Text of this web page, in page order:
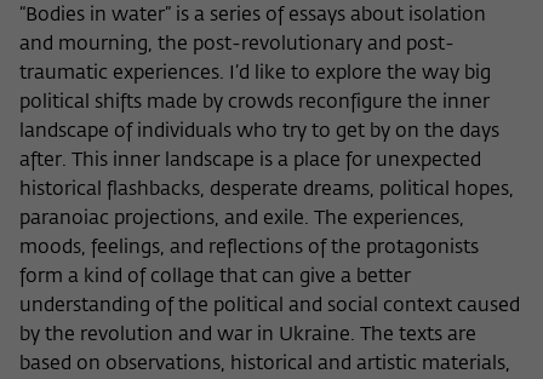
“Bodies in water” is a series of essays about isolation
and mourning, the post-revolutionary and post-
traumatic experiences. I’d like to explore the way big
political shifts made by crowds reconfigure the inner
landscape of individuals who try to get by on the days
after. This inner landscape is a place for unexpected
historical flashbacks, desperate dreams, political hopes,
paranoiac projections, and exile. The experiences,
moods, feelings, and reflections of the protagonists
form a kind of collage that can give a better
understanding of the political and social context caused
by the revolution and war in Ukraine. The texts are
based on observations, historical and artistic materials,
Name _pk_ref
Anbieter Matomo
Laufzeit 6 Monate
Zweck
Dieses Cookie dient dazu, zu speichern,
von welcher Website oder Suchmaschine
der/die Besucher:in durch eine Verlinkung
auf wiko-berlin.de weitergeleitet wurde.
Name _pk_ses
Ihre Nutzung der Videos zu speichern (z.B. Häufigkeit des
Aufrufes, Dauer der Abspielzeit, etc). Außerdem willigen Sie
ein, dass eine Verbindung zu den externen Diensten ggf. in
sog. Drittstaaten wie den USA hergestellt wird, deren
Datenschutzniveau von der EU nicht als mit EU-Standards
gleichwertig eingeschätzt wurde. Es besteht insbesondere
das Risiko, dass Ihre Daten durch dortige Behörden, zu
Kontroll- und zu Überwachungszwecken, möglicherweise
auch ohne Rechtsbehelfsmöglichkeiten, verarbeitet werden
können